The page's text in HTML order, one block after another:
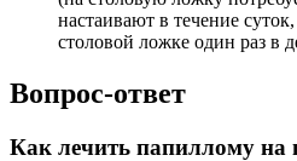
настаивают в течение
столовой ложке один раз в
Вопрос-ответ
Как лечить папиллому на